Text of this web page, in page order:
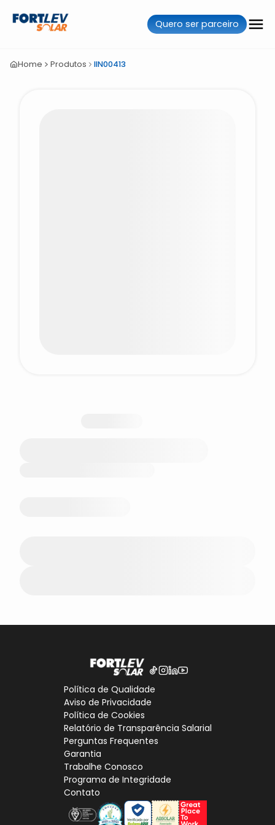
Quero ser parceiro
Home Produtos IIN00413
Política de Qualidade
Aviso de Privacidade
Política de Cookies
Relatório de Transparência Salarial
Perguntas Frequentes
Garantia
Trabalhe Conosco
Programa de Integridade
Contato